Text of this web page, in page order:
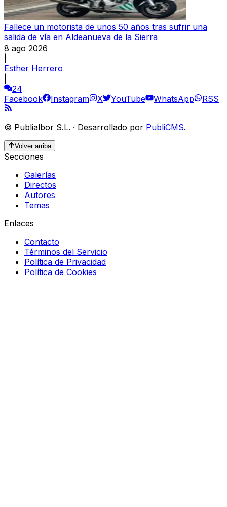
Fallece un motorista de unos 50 años tras sufrir una
salida de vía en Aldeanueva de la Sierra
8 ago 2026
Esther Herrero
24
Facebook
Instagram X YouTube WhatsApp RSS
© Publialbor S.L. · Desarrollado por PubliCMS.
Volver arriba
Secciones
Galerías
Directos
Autores
Temas
Enlaces
Contacto
Términos del Servicio
Política de Privacidad
Política de Cookies